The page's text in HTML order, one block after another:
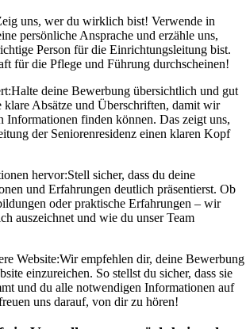
uns, wer du wirklich bist! Verwende in
persönliche Ansprache und erzähle uns,
Person für die Einrichtungsleitung bist.
für die Pflege und Führung durchscheinen!
Halte deine Bewerbung übersichtlich und gut
klare Absätze und Überschriften, damit wir
Informationen finden können. Das zeigt uns,
der Seniorenresidenz einen klaren Kopf
hervor:Stell sicher, dass du deine
und Erfahrungen deutlich präsentierst. Ob
oder praktische Erfahrungen – wir
auszeichnet und wie du unser Team
Website:Wir empfehlen dir, deine Bewerbung
einzureichen. So stellst du sicher, dass sie
und du alle notwendigen Informationen auf
uns darauf, von dir zu hören!